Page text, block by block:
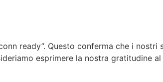
ready”. Questo conferma che i nostri
esprimere la nostra gratitudine al